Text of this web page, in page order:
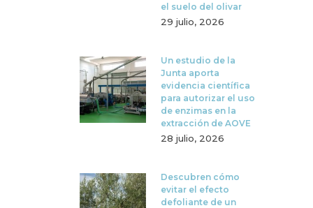
el suelo del olivar
29 julio, 2026
Un estudio de la
Junta aporta
evidencia científica
para autorizar el uso
de enzimas en la
extracción de AOVE
28 julio, 2026
Descubren cómo
evitar el efecto
defoliante de un